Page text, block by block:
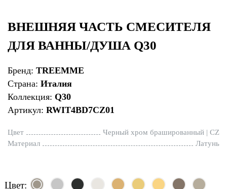
ВНЕШНЯЯ ЧАСТЬ СМЕСИТЕЛЯ
ДЛЯ ВАННЫ/ДУША Q30
Бренд: TREEMME
Страна: Италия
Коллекция: Q30
Артикул: RWIT4BD7CZ01
Цвет
Черный хром брашированный | CZ
Материал
Латунь
Цвет: